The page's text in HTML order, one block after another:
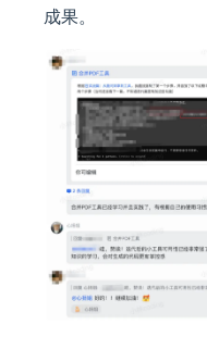
成果。